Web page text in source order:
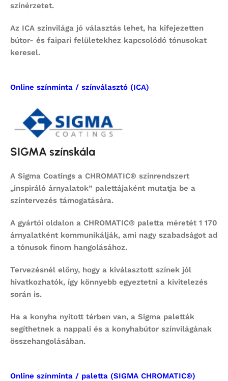
színérzetet.
Az ICA színvilága jó választás lehet, ha kifejezetten
bútor- és faipari felületekhez kapcsolódó tónusokat
keresel.
Online színminta / színválasztó (ICA)
SIGMA színskála
A Sigma Coatings a CHROMATIC® színrendszert
„inspiráló árnyalatok” palettájaként mutatja be a
színtervezés támogatására.
A gyártói oldalon a CHROMATIC® paletta méretét 1 170
árnyalatként kommunikálják, ami nagy szabadságot ad
a tónusok finom hangolásához.
Tervezésnél előny, hogy a kiválasztott színek jól
hivatkozhatók, így könnyebb egyeztetni a kivitelezés
során is.
Ha a konyha nyitott térben van, a Sigma paletták
segíthetnek a nappali és a konyhabútor színvilágának
összehangolásában.
Online színminta / paletta (SIGMA CHROMATIC®)